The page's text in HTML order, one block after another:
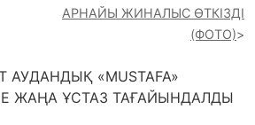
АРНАЙЫ ЖИНАЛЫС ӨТКІЗДІ
(ФОТО)
«MUSTAFA»
ЖАҢА ҰСТАЗ ТАҒАЙЫНДАЛДЫ